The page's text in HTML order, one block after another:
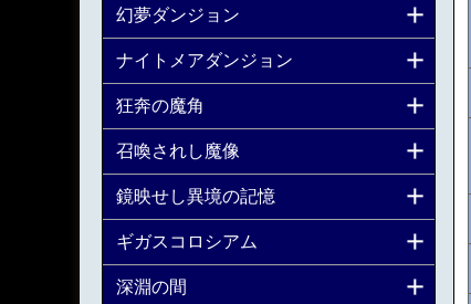
幻夢ダンジョン
ナイトメアダンジョン
狂奔の魔角
召喚されし魔像
鏡映せし異境の記憶
ギガスコロシアム
深淵の間